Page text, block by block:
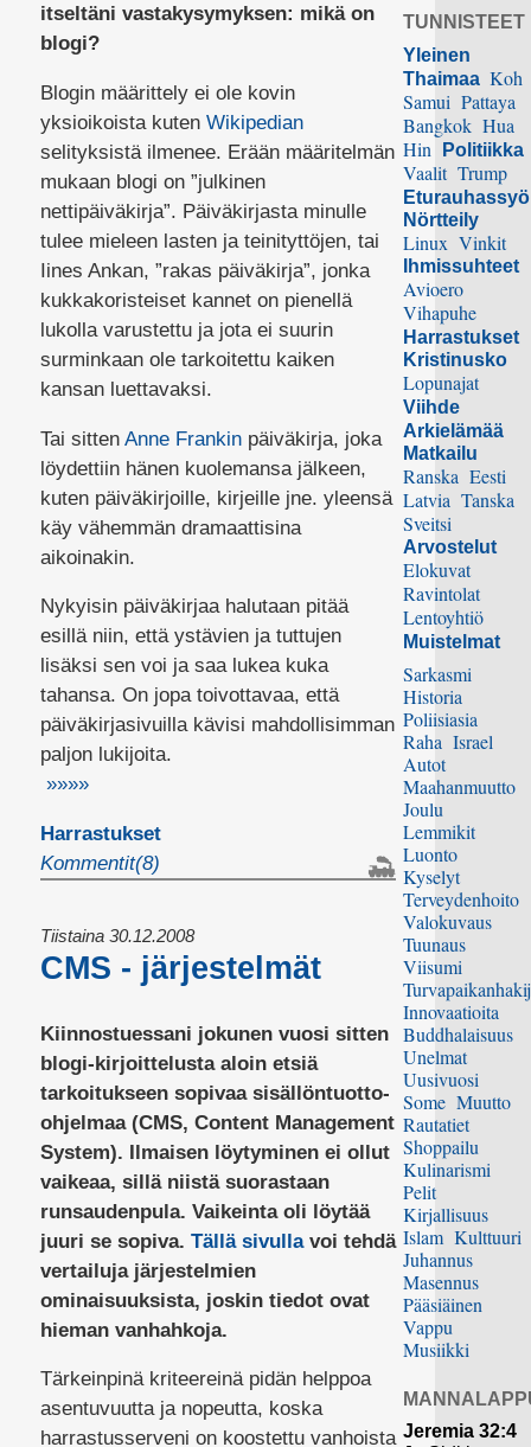
itseltäni vastakysymyksen: mikä on
blogi?
Blogin määrittely ei ole kovin
yksioikoista kuten Wikipedian
selityksistä ilmenee. Erään määritelmän
mukaan blogi on ”julkinen
nettipäiväkirja”. Päiväkirjasta minulle
tulee mieleen lasten ja teinityttöjen, tai
Iines Ankan, ”rakas päiväkirja”, jonka
kukkakoristeiset kannet on pienellä
lukolla varustettu ja jota ei suurin
surminkaan ole tarkoitettu kaiken
kansan luettavaksi.
Tai sitten Anne Frankin päiväkirja, joka
löydettiin hänen kuolemansa jälkeen,
kuten päiväkirjoille, kirjeille jne. yleensä
käy vähemmän dramaattisina
aikoinakin.
Nykyisin päiväkirjaa halutaan pitää
esillä niin, että ystävien ja tuttujen
lisäksi sen voi ja saa lukea kuka
tahansa. On jopa toivottavaa, että
päiväkirjasivuilla kävisi mahdollisimman
paljon lukijoita.
»»»»
Harrastukset
Kommentit(8)
Tiistaina 30.12.2008
CMS - järjestelmät
Kiinnostuessani jokunen vuosi sitten
blogi-kirjoittelusta aloin etsiä
tarkoitukseen sopivaa sisällöntuotto-
ohjelmaa (CMS, Content Management
System). Ilmaisen löytyminen ei ollut
vaikeaa, sillä niistä suorastaan
runsaudenpula. Vaikeinta oli löytää
juuri se sopiva. Tällä sivullavoi tehdä
vertailuja järjestelmien
ominaisuuksista, joskin tiedot ovat
hieman vanhahkoja.
Tärkeinpinä kriteereinä pidän helppoa
asentuvuutta ja nopeutta, koska
harrastusserveni on koostettu vanhoista
TUNNISTEET
Yleinen
Thaimaa Koh
Samui Pattaya
Bangkok Hua
Hin
Politiikka
Vaalit Trump
Nörtteily
Linux Vinkit
Ihmissuhteet
Avioero
Vihapuhe
Harrastukset
Kristinusko
Lopunajat
Viihde
Arkielämää
Matkailu
Ranska Eesti
Latvia Tanska
Sveitsi
Arvostelut
Elokuvat
Ravintolat
Lentoyhtiö
Muistelmat
Sarkasmi
Historia
Poliisiasia
Raha Israel
Autot
Maahanmuutto
Joulu
Lemmikit
Luonto
Kyselyt
Terveydenhoito
Valokuvaus
Tuunaus
Viisumi
Innovaatioita
Buddhalaisuus
Unelmat
Uusivuosi
Some Muutto
Rautatiet
Shoppailu
Kulinarismi
Pelit
Kirjallisuus
Islam Kulttuuri
Juhannus
Masennus
Pääsiäinen
Vappu
Musiikki
Jeremia 32:4